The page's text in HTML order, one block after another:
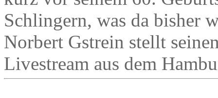
Schlingern, was da bisher
Norbert Gstrein stellt
Livestream aus dem